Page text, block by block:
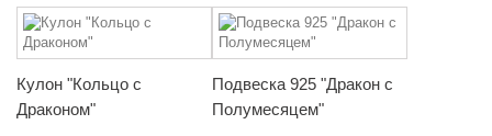
Кулон "Кольцо с
Драконом"
Подвеска 925 "Дракон с
Полумесяцем"